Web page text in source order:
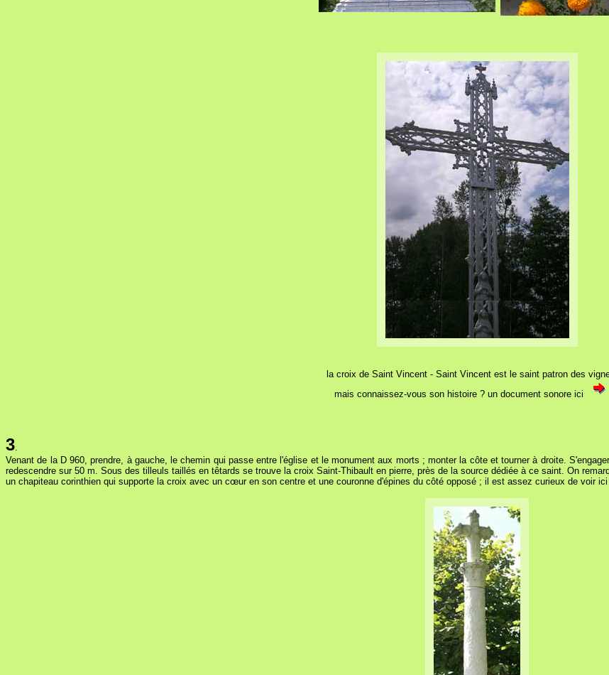
la croix de Saint Vincent - Saint Vincent est le saint patron des
mais connaissez-vous son histoire ? un document sonore ici
3.
Venant de la D 960, prendre, à gauche, le chemin qui passe entre l'église et le monument aux morts ; monter la côte et tourner à droite.
redescendre sur 50 m. Sous des tilleuls taillés en têtards se trouve la croix Saint-Thibault en pierre, près de la source dédiée à ce saint. On
un chapiteau corinthien qui supporte la croix avec un cœur en son centre et une couronne d'épines du côté opposé ; il est assez curieux de voir